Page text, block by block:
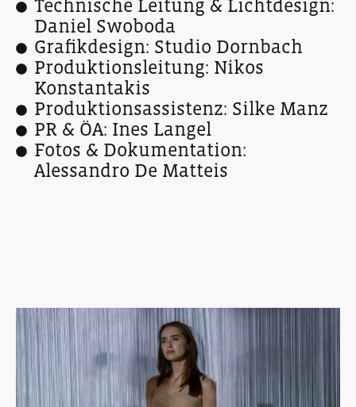
Technische Leitung & Lichtdesign:
Daniel Swoboda
Grafikdesign: Studio Dornbach
Produktionsleitung: Nikos
Konstantakis
Produktionsassistenz: Silke Manz
PR & ÖA: Ines Langel
Fotos & Dokumentation:
Alessandro De Matteis